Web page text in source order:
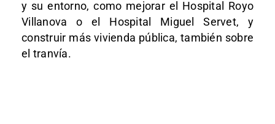
y su entorno, como mejorar el Hospital Royo
Villanova o el Hospital Miguel Servet, y
construir más vivienda pública, también sobre
el tranvía.